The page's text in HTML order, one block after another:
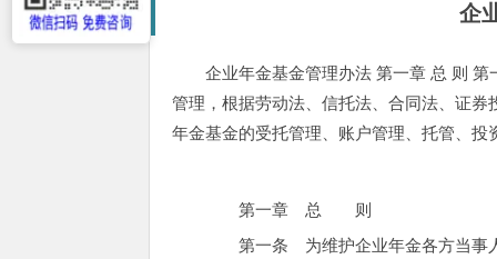
企
企业年金基金管理办法 第一章 总 则
管理，根据劳动法、信托法、合同法、证
年金基金的受托管理、账户管理、托管、投
第一章 总 则
第一条 为维护企业年金各方当事人